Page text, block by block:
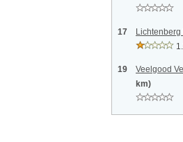
17
19 Veelgood
km)